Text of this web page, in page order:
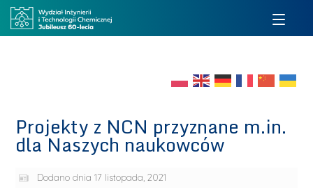
Projekty z NCN przyznane m.in.
dla Naszych naukowców
Dodano dnia 17 listopada, 2021